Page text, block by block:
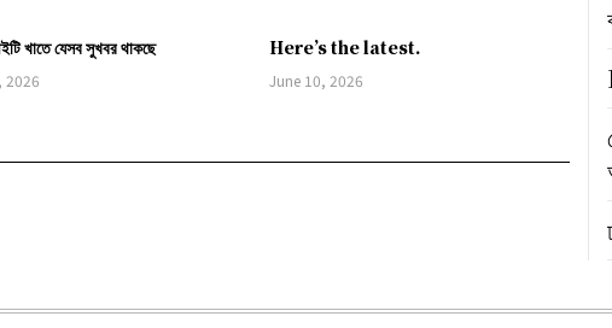
খাতে যেসব সুখবর থাকছে
2026
Here’s the latest.
June 10, 2026